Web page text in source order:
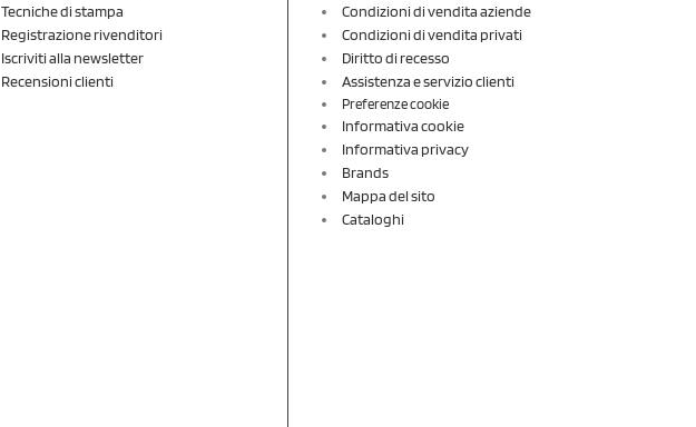
Tecniche di stampa
Registrazione rivenditori
Iscriviti alla newsletter
Recensioni clienti
Condizioni di vendita aziende
Condizioni di vendita privati
Diritto di recesso
Assistenza e servizio clienti
Preferenze cookie
Informativa cookie
Informativa privacy
Brands
Mappa del sito
Cataloghi